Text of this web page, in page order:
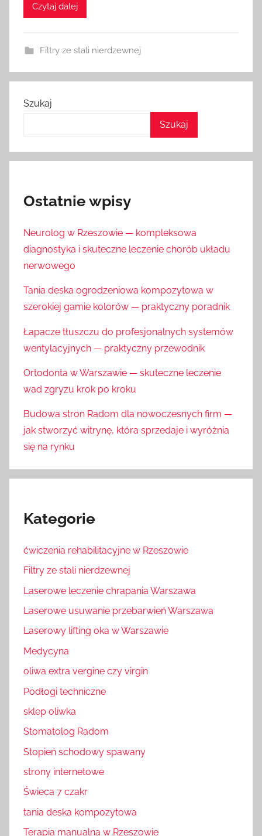
Czytaj dalej
Filtry ze stali nierdzewnej
Szukaj
Szukaj
Ostatnie wpisy
Neurolog w Rzeszowie — kompleksowa
diagnostyka i skuteczne leczenie chorób układu
nerwowego
Tania deska ogrodzeniowa kompozytowa w
szerokiej gamie kolorów — praktyczny poradnik
Łapacze tłuszczu do profesjonalnych systemów
wentylacyjnych — praktyczny przewodnik
Ortodonta w Warszawie — skuteczne leczenie
wad zgryzu krok po kroku
Budowa stron Radom dla nowoczesnych firm —
jak stworzyć witrynę, która sprzedaje i wyróżnia
się na rynku
Kategorie
ćwiczenia rehabilitacyjne w Rzeszowie
Filtry ze stali nierdzewnej
Laserowe leczenie chrapania Warszawa
Laserowe usuwanie przebarwień Warszawa
Laserowy lifting oka w Warszawie
Medycyna
oliwa extra vergine czy virgin
Podłogi techniczne
sklep oliwka
Stomatolog Radom
Stopień schodowy spawany
strony internetowe
Świeca 7 czakr
tania deska kompozytowa
Terapia manualna w Rzeszowie